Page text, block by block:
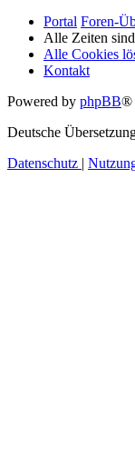
Portal Foren-
Alle Zeiten sind
Alle Cookies
Kontakt
Powered by phpBB®
Deutsche
Datenschutz |